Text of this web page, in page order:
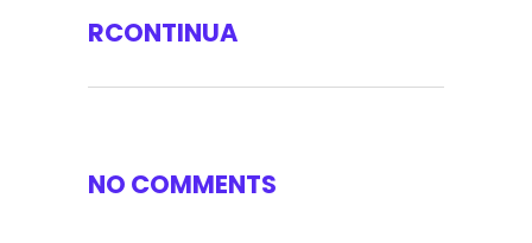
RCONTINUA
NO COMMENTS